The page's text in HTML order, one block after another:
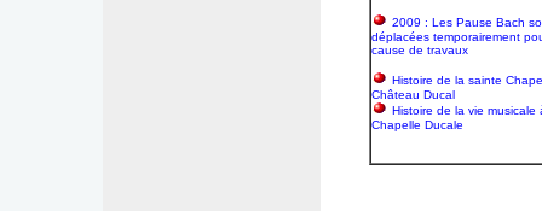
2009 : Les Pause Bach
déplacées temporairement
cause de travaux
Histoire de la sainte
Château Ducal
Histoire de la vie musicale
Chapelle Ducale